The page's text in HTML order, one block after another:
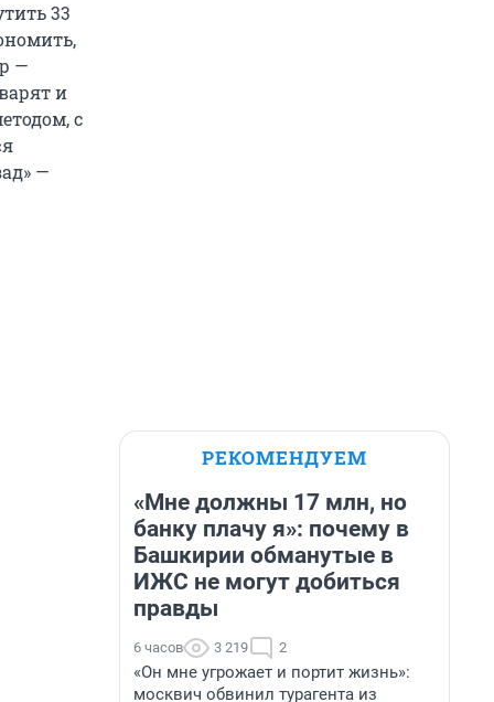
33
—
и
с
—
РЕКОМЕНДУЕМ
«Мне должны 17 млн, но
банку плачу я»: почему в
Башкирии обманутые в
ИЖС не могут добиться
правды
6 часов 3 219 2
«Он мне угрожает и портит жизнь»:
москвич обвинил турагента из